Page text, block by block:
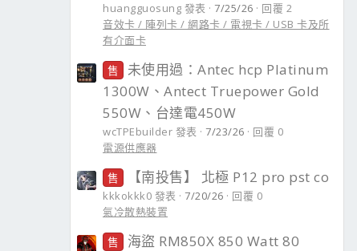
huangguosung 發表 7/25/26
回覆 2
音效卡 / 陣列卡 / 網路卡 / 電視卡 / USB 卡及所
有介面卡
售
未使用過：Antec hcp Platinum
1300W、Antect Truepower Gold
550W、台達電450W
wcTPEbuilder 發表 7/23/26
回覆 0
電源供應器
售 【南投售】 北極 P12 pro pst co
kkkokkk0 發表 7/20/26
回覆 0
氣冷散熱裝置
售
海盜 RM850X 850 Watt 80